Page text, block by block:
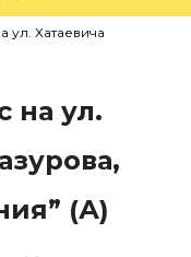
ул. Хатаевича
на ул.
(А)